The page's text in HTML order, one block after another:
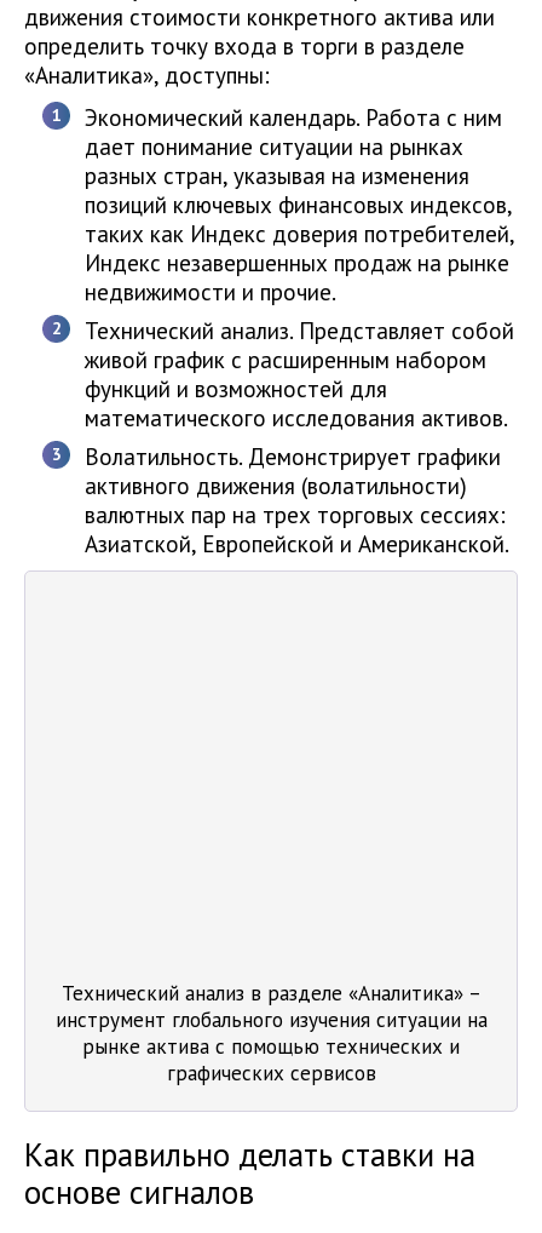
движения стоимости конкретного актива или
определить точку входа в торги в разделе
«Аналитика», доступны:
Экономический календарь. Работа с ним
дает понимание ситуации на рынках
разных стран, указывая на изменения
позиций ключевых финансовых индексов,
таких как Индекс доверия потребителей,
Индекс незавершенных продаж на рынке
недвижимости и прочие.
Технический анализ. Представляет собой
живой график с расширенным набором
функций и возможностей для
математического исследования активов.
Волатильность. Демонстрирует графики
активного движения (волатильности)
валютных пар на трех торговых сессиях:
Азиатской, Европейской и Американской.
Технический анализ в разделе «Аналитика» –
инструмент глобального изучения ситуации на
рынке актива с помощью технических и
графических сервисов
Как правильно делать ставки на
основе сигналов